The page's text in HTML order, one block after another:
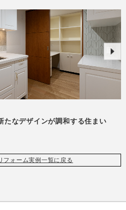
たなデザインが調和する住まい
フォーム実例一覧に戻る